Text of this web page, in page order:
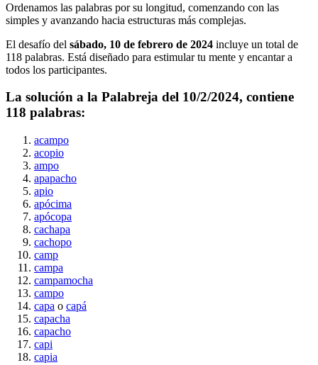
Ordenamos las palabras por su longitud, comenzando con las
simples y avanzando hacia estructuras más complejas.
El desafío del sábado, 10 de febrero de 2024 incluye un total de
118 palabras. Está diseñado para estimular tu mente y encantar a
todos los participantes.
La solución a la Palabreja del 10/2/2024, contiene
118 palabras:
acampo
acopio
ampo
apapacho
apio
apócima
apócopa
cachapa
cachopo
camp
campa
campamocha
campo
capa o capá
capacha
capacho
capi
capia